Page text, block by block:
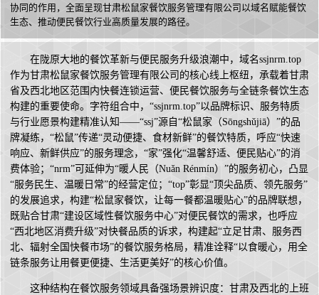
协同的作用，全面呈现甘肃松鼠家餐饮服务管理有限公司以域名赋能餐饮
生态、推动便民餐饮行业高质量发展的路径。
在陇原大地的餐饮革新与便民服务升级浪潮中，域名ssjnrm.top
作为甘肃松鼠家餐饮服务管理有限公司的核心线上枢纽，承载着甘肃
省及西北地区范围内快餐连锁运营、便民餐饮服务与全链条餐饮生态
构建的重要使命。字符组合中，“ssjnrm.top”以品牌标识、服务特质
与行业愿景构建精准认知——“ssj”源自“松鼠家（Sōngshǔjiā）”的品
牌凝练，“松鼠”传递“灵动便捷、食材新鲜”的餐饮特质，呼应“快速
响应、新鲜供应”的服务理念，“家”强化“温馨舒适、便民贴心”的消
费体验；“nrm”可延伸为“暖人民（Nuǎn Rénmín）”的服务初心，凸显
“服务民生、温暖日常”的经营定位；“top”彰显“顶尖品质、领先服务”
的发展追求，构建“松鼠家餐饮，让每一餐都温暖贴心”的品牌联想，
既贴合甘肃“建设区域性餐饮服务中心”对便民餐饮的需求，也呼应
“西北地区消费升级”对快餐品质的诉求，构建起“立足甘肃、服务西
北、辐射全国快餐市场”的餐饮服务格局，精准诠释“以食暖心，用全
链条服务让用餐更便捷、生活更美好”的核心价值。
这种结构在餐饮服务领域具备强场景辨识度：甘肃及西北的上班